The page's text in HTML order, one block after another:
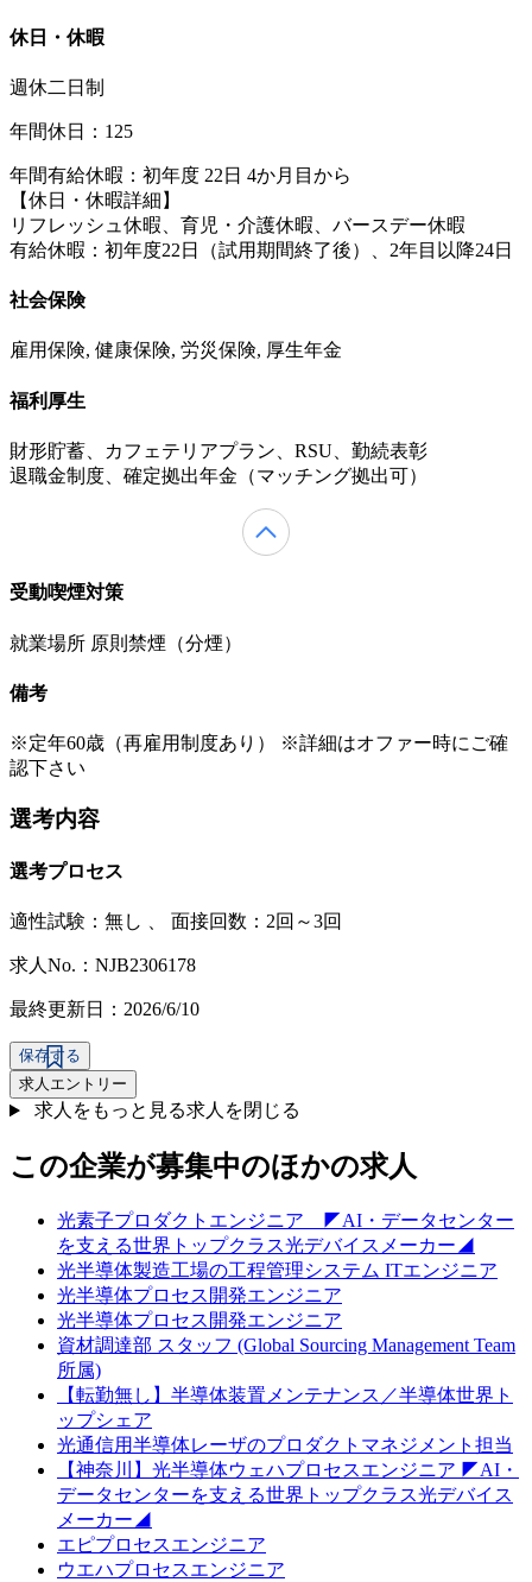
休日・休暇
週休二日制
年間休日：125
年間有給休暇：初年度 22日 4か月目から
【休日・休暇詳細】
リフレッシュ休暇、育児・介護休暇、バースデー休暇
有給休暇：初年度22日（試用期間終了後）、2年目以降24日
社会保険
雇用保険, 健康保険, 労災保険, 厚生年金
福利厚生
財形貯蓄、カフェテリアプラン、RSU、勤続表彰
退職金制度、確定拠出年金（マッチング拠出可）
受動喫煙対策
就業場所 原則禁煙（分煙）
備考
※定年60歳（再雇用制度あり） ※詳細はオファー時にご確
認下さい
選考内容
選考プロセス
適性試験： 無し 面接回数：2回～3回
求人No.：NJB2306178
最終更新日：2026/6/10
保存する
求人エントリー
求人をもっと見る求人を閉じる
この企業が募集中のほかの求人
光素子プロダクトエンジニア ◤AI・データセンター
を支える世界トップクラス光デバイスメーカー◢
光半導体製造工場の工程管理システム ITエンジニア
光半導体プロセス開発エンジニア
光半導体プロセス開発エンジニア
資材調達部 スタッフ (Global Sourcing Management Team
所属)
【転勤無し】半導体装置メンテナンス／半導体世界ト
ップシェア
光通信用半導体レーザのプロダクトマネジメント担当
【神奈川】光半導体ウェハプロセスエンジニア ◤AI・
データセンターを支える世界トップクラス光デバイス
メーカー◢
エピプロセスエンジニア
ウエハプロセスエンジニア